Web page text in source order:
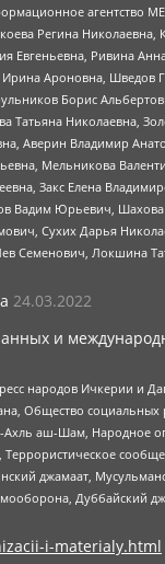
Регина
Евгеньевна, Ривина
Ароновна,
Борис
Николаевна,
Аверин Владимир
Мельникова
Закс Елена
Юрьевич,
Сухих Дарья
Семенович, Локшина
24.03.2022
и
Ичкерии и
Общество
Ахль аш-Шам,
джамаат,
i-materialy.html